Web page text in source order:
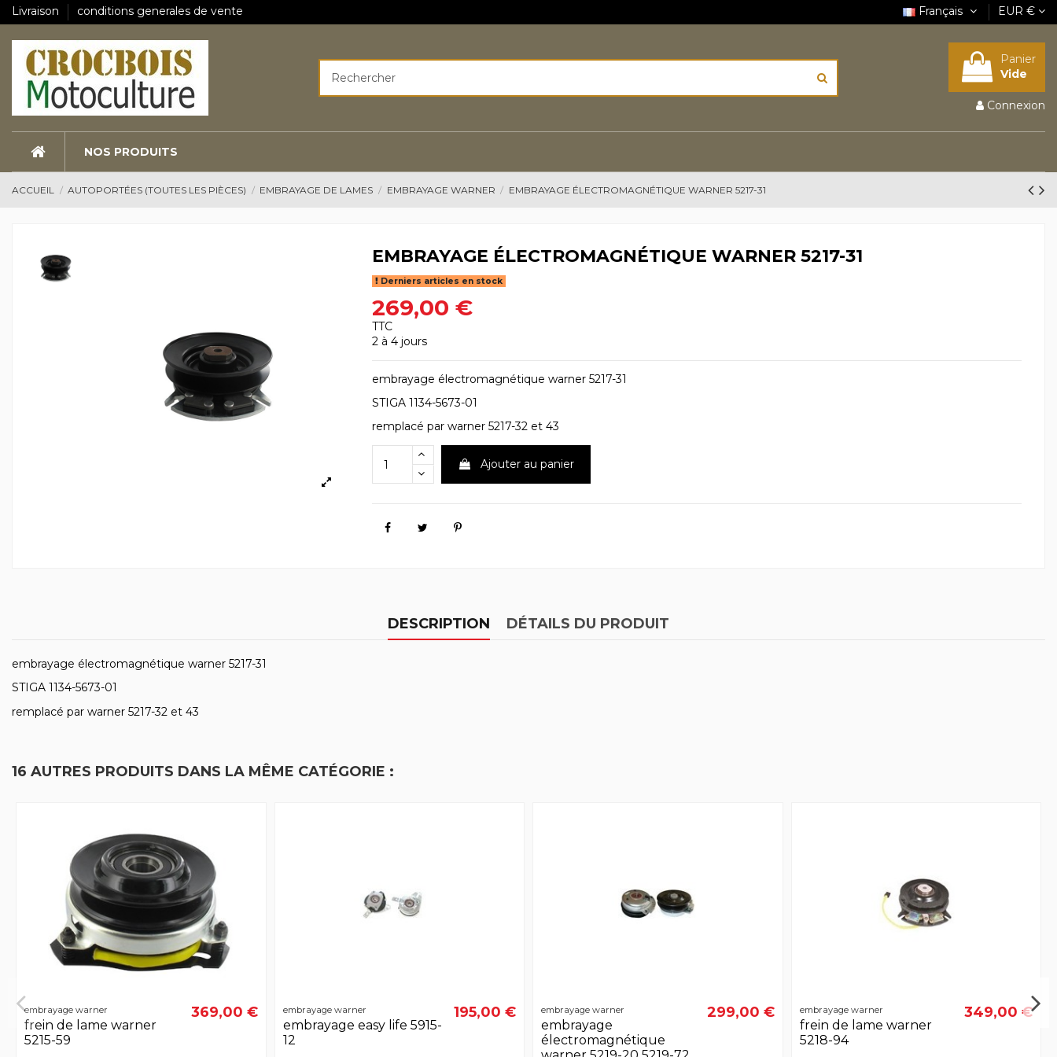
Livraison conditions generales de vente Français EUR €
Panier
Vide
Connexion
NOS PRODUITS
ACCUEIL AUTOPORTÉES (TOUTES LES PIÈCES) EMBRAYAGE DE LAMES EMBRAYAGE WARNER EMBRAYAGE ÉLECTROMAGNÉTIQUE WARNER 5217-31
EMBRAYAGE ÉLECTROMAGNÉTIQUE WARNER 5217-31
Derniers articles en stock
269,00 €
TTC
2 à 4 jours
embrayage électromagnétique warner 5217-31
STIGA 1134-5673-01
remplacé par warner 5217-32 et 43
Ajouter au panier
DESCRIPTION DÉTAILS DU PRODUIT
embrayage électromagnétique warner 5217-31
STIGA 1134-5673-01
remplacé par warner 5217-32 et 43
16 AUTRES PRODUITS DANS LA MÊME CATÉGORIE :
embrayage warner
frein de lame warner
5215-59
369,00 € embrayage warner
embrayage easy life 5915-
12
195,00 € embrayage warner
embrayage
électromagnétique
299,00 € embrayage warner
frein de lame warner
5218-94
349,00 €